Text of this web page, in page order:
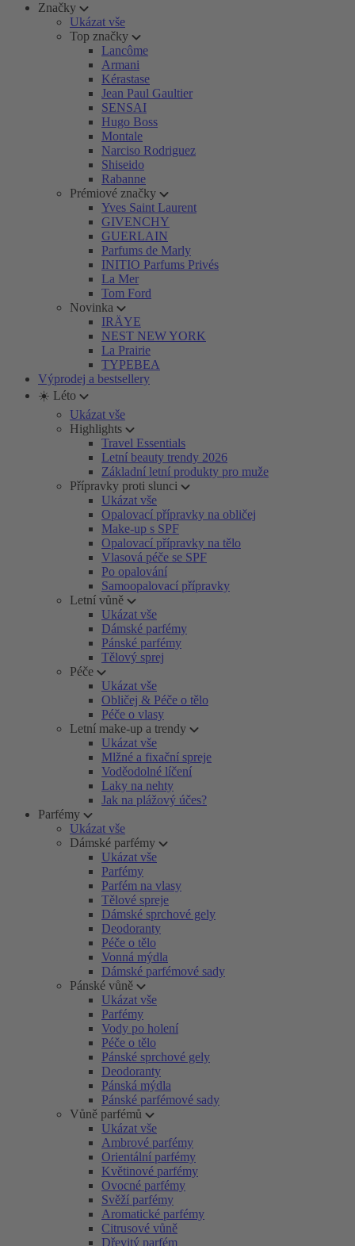
Značky
Ukázat vše
Top značky
Lancôme
Armani
Kérastase
Jean Paul Gaultier
SENSAI
Hugo Boss
Montale
Narciso Rodriguez
Shiseido
Rabanne
Prémiové značky
Yves Saint Laurent
GIVENCHY
GUERLAIN
Parfums de Marly
INITIO Parfums Privés
La Mer
Tom Ford
Novinka
IRÄYE
NEST NEW YORK
La Prairie
TYPEBEA
Výprodej a bestsellery
☀️ Léto
Ukázat vše
Highlights
Travel Essentials
Letní beauty trendy 2026
Základní letní produkty pro muže
Přípravky proti slunci
Ukázat vše
Opalovací přípravky na obličej
Make-up s SPF
Opalovací přípravky na tělo
Vlasová péče se SPF
Po opalování
Samoopalovací přípravky
Letní vůně
Ukázat vše
Dámské parfémy
Pánské parfémy
Tělový sprej
Péče
Ukázat vše
Obličej & Péče o tělo
Péče o vlasy
Letní make-up a trendy
Ukázat vše
Mlžné a fixační spreje
Voděodolné líčení
Laky na nehty
Jak na plážový účes?
Parfémy
Ukázat vše
Dámské parfémy
Ukázat vše
Parfémy
Parfém na vlasy
Tělové spreje
Dámské sprchové gely
Deodoranty
Péče o tělo
Vonná mýdla
Dámské parfémové sady
Pánské vůně
Ukázat vše
Parfémy
Vody po holení
Péče o tělo
Pánské sprchové gely
Deodoranty
Pánská mýdla
Pánské parfémové sady
Vůně parfémů
Ukázat vše
Ambrové parfémy
Orientální parfémy
Květinové parfémy
Ovocné parfémy
Svěží parfémy
Aromatické parfémy
Citrusové vůně
Dřevitý parfém